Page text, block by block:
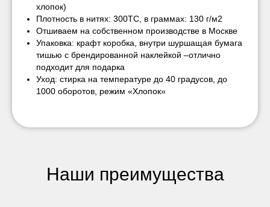
хлопок)
Плотность в нитях: 300ТС, в граммах: 130 г/м2
Отшиваем на собственном производстве в Москве
Упаковка: крафт коробка, внутри шуршащая бумага
тишью с брендированной наклейкой –отлично
подходит для подарка
Уход: стирка на температуре до 40 градусов, до
1000 оборотов, режим «Хлопок»
Наши преимущества